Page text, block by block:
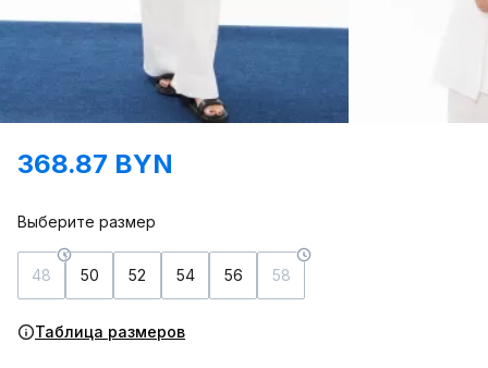
368.87 BYN
Выберите размер
48 50 52 54 56 58
Таблица размеров